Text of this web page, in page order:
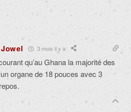
3 mois il y a
qu’au Ghana la majorité des
organe de 18 pouces avec 3